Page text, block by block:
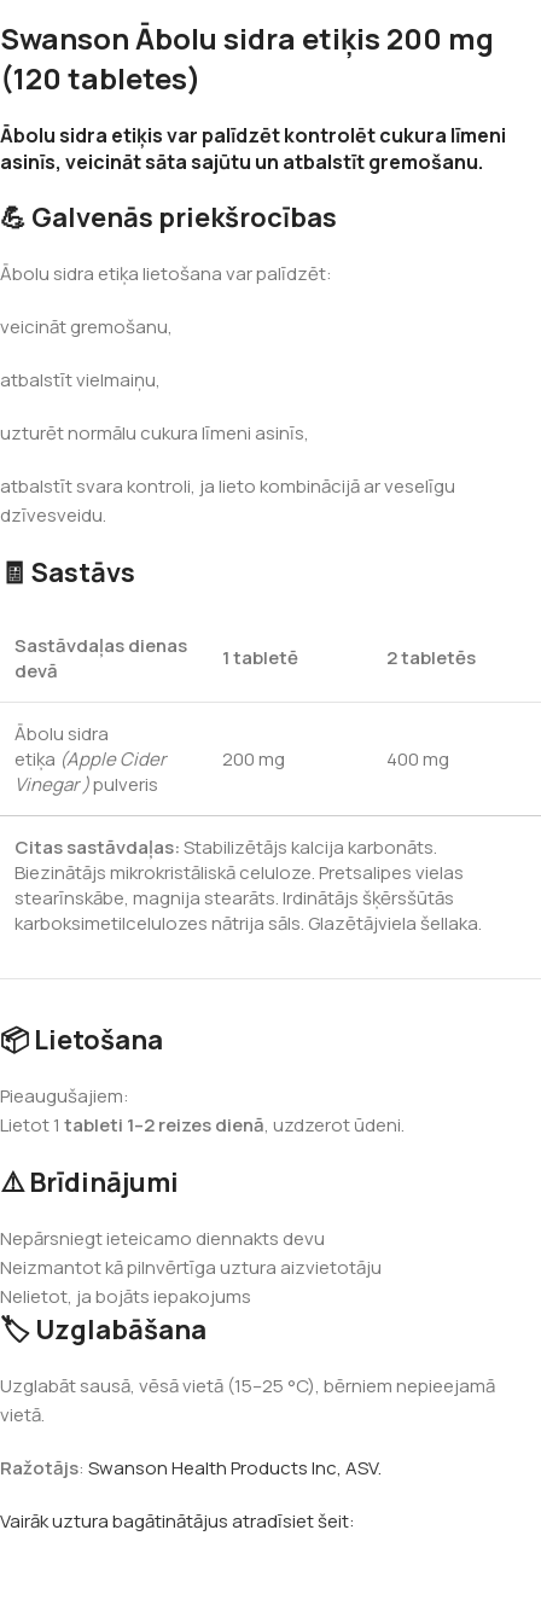
Swanson Ābolu sidra etiķis 200 mg
(120 tabletes)
Ābolu sidra etiķis var palīdzēt kontrolēt cukura līmeni
asinīs, veicināt sāta sajūtu un atbalstīt gremošanu.
💪 Galvenās priekšrocības
Ābolu sidra etiķa lietošana var palīdzēt:
veicināt gremošanu,
atbalstīt vielmaiņu,
uzturēt normālu cukura līmeni asinīs,
atbalstīt svara kontroli, ja lieto kombinācijā ar veselīgu
dzīvesveidu.
🧾 Sastāvs
Sastāvdaļas dienas
devā
1 tabletē 2 tabletēs
Ābolu sidra
etiķa (Apple Cider
Vinegar )pulveris
200 mg 400 mg
Citas sastāvdaļas:Stabilizētājs kalcija karbonāts.
Biezinātājs mikrokristāliskā celuloze. Pretsalipes vielas
stearīnskābe, magnija stearāts. Irdinātājs šķērsšūtās
karboksimetilcelulozes nātrija sāls. Glazētājviela šellaka.
📦 Lietošana
Pieaugušajiem:
Lietot 1 tableti 1–2 reizes dienā, uzdzerot ūdeni.
⚠️ Brīdinājumi
Nepārsniegt ieteicamo diennakts devu
Neizmantot kā pilnvērtīga uztura aizvietotāju
Nelietot, ja bojāts iepakojums
🏷️ Uzglabāšana
Uzglabāt sausā, vēsā vietā (15–25 °C), bērniem nepieejamā
vietā.
Ražotājs: Swanson Health Products Inc, ASV.
Vairāk uztura bagātinātājus atradīsiet šeit: